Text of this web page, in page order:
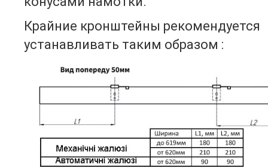
Крайние кронштейны рекомендуется
устанавливать таким образом :